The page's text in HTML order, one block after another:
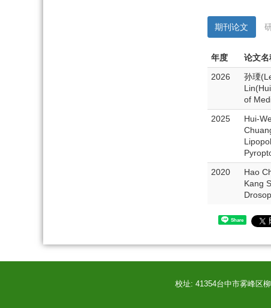
期刊论文
年度 论文名
2026
孙瑮
of
2025
Hui-
2020
Hao
Kang
Share
校址: 41354台中市雾峰区